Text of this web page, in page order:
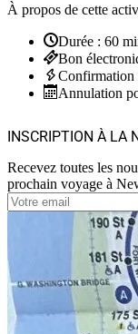
À propos de cette
Durée : 60
Bon
Confirmation
Annulation
INSCRIPTION À LA
Recevez toutes les
prochain voyage à